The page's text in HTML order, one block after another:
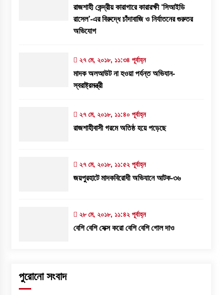
রাজশাহী কেন্দ্রীয় কারাগারে কারারক্ষী ‘সিআইডি
রাসেল’-এর বিরুদ্ধে চাঁদাবাজি ও নির্যাতনের গুরুতর
অভিযোগ
২৭ মে, ২০১৮, ১১:৩৪ পূর্বাহ্ন
মাদক অলআউট না হওয়া পর্যন্ত অভিযান-
স্বরাষ্ট্রমন্ত্রী
২৭ মে, ২০১৮, ১১:৪০ পূর্বাহ্ন
রাজশাহীবাসী গরমে অতিষ্ঠ হয়ে পড়েছে
২৭ মে, ২০১৮, ১১:৫২ পূর্বাহ্ন
জয়পুরহাটে মাদকবিরোধী অভিযানে আটক-৩৬
২৮ মে, ২০১৮, ১১:৪২ পূর্বাহ্ন
বেশি বেশি সেক্স করো বেশি বেশি গোল দাও
পুরোনো সংবাদ